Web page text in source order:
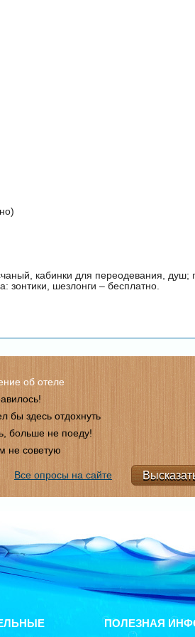
кабинки для переодевания, душ;
зонтики, шезлонги – бесплатно.
об отеле
бы здесь отдохнуть
больше не поеду!
не советую
Все опросы на сайте
ПОЛЕЗНАЯ